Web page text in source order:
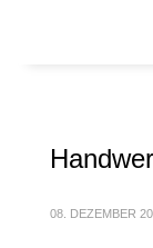
08. DEZEMBER